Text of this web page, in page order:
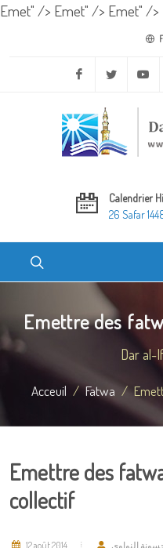
Emet" /> Emet" /> Emet" />
Facebook Twitter
Calendrier
26 Safar
Emettre des
Dar al-
Acceuil Fatwa
Emettre des
collectif
12 août 2014 النواوي